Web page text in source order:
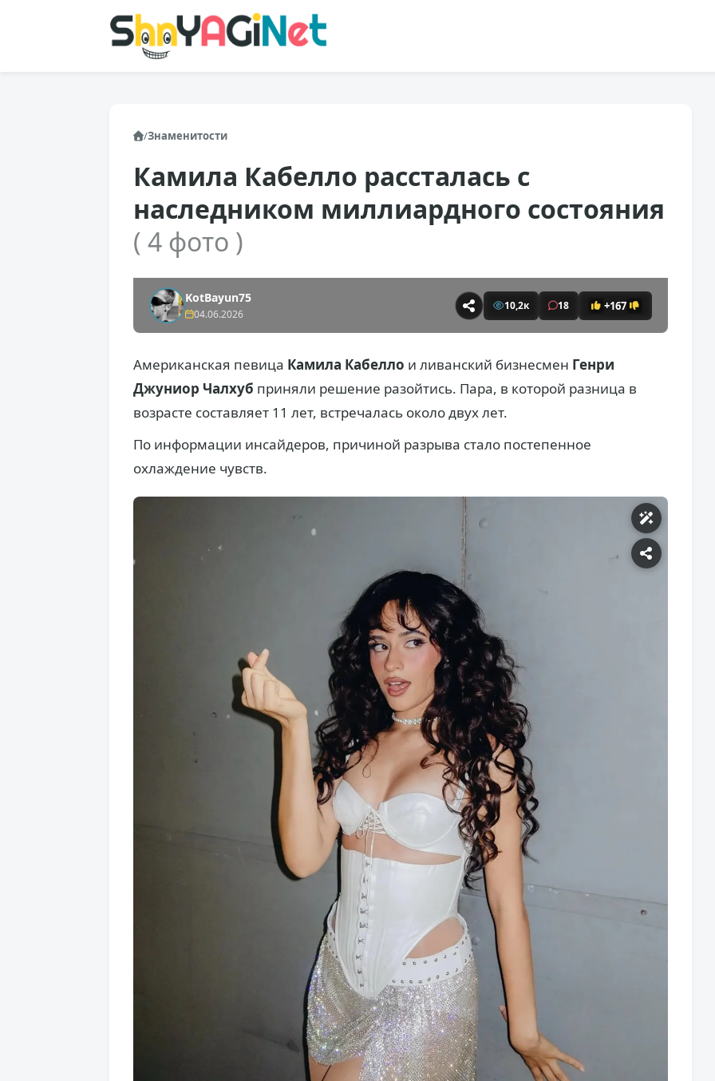
/Знаменитости
Камила Кабелло рассталась с
наследником миллиардного состояния
( 4 фото )
KotBayun75
04.06.2026
10,2к 18 +167
Американская певица Камила Кабелло и ливанский бизнесмен Генри
Джуниор Чалхуб приняли решение разойтись. Пара, в которой разница в
возрасте составляет 11 лет, встречалась около двух лет.
По информации инсайдеров, причиной разрыва стало постепенное
охлаждение чувств.